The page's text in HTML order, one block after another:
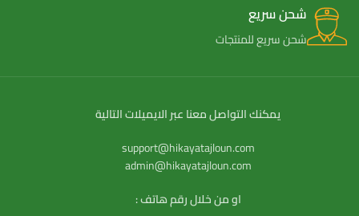
شحن سريع
شحن سريع للمنتجات
يمكنك التواصل معنا عبر الايميلات التالية
support@hikayatajloun.com
admin@hikayatajloun.com
او من خلال رقم هاتف :